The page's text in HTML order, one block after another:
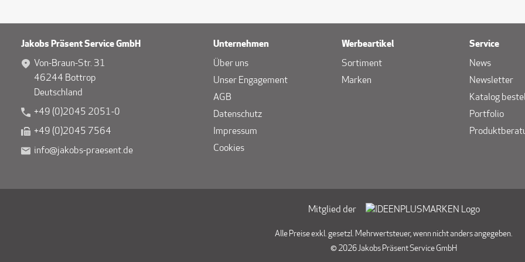
Jakobs Präsent Service GmbH
Von-Braun-Str. 31
46244 Bottrop
Deutschland
+49 (0)2045 2051-0
+49 (0)2045 7564
info@jakobs-praesent.de
Unternehmen
Über uns
Unser Engagement
AGB
Datenschutz
Impressum
Cookies
Werbeartikel
Sortiment
Marken
Service
News
Newsletter
Katalog
Portfolio
Mitglied der
Alle Preise exkl. gesetzl. Mehrwertsteuer, wenn nicht anders angegeben.
© 2026 Jakobs Präsent Service GmbH